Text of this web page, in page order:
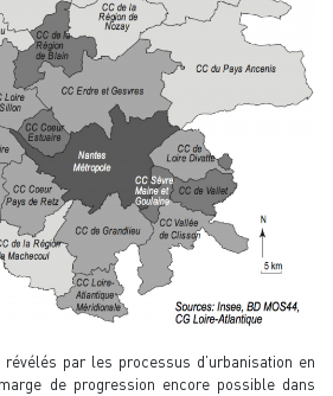
par les processus d’urbanisation en
de progression encore possible dans